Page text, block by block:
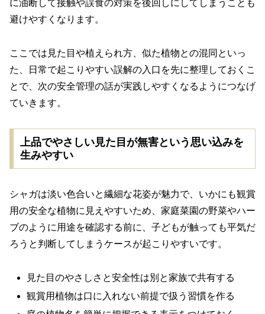
に油断して接触や誤食の対策を後回しにしてしまうことも
避けやすくなります。
ここでは見た目や植えられ方、似た植物との混同といっ
た、日常で起こりやすい誤解の入口を先に整理しておくこ
とで、次の安全管理の話が実践しやすくなるようにつなげ
ていきます。
上品でやさしい見た目が無害という思い込みを
生みやすい
シャガは淡い色合いと繊細な花姿が魅力で、いかにも観賞
用の安全な植物に見えやすいため、家庭菜園の野菜やハー
ブのように用途を確認する前に、子どもが触っても平気だ
ろうと判断してしまうケースが起こりやすいです。
見た目のやさしさと安全性は別と家族で共有する
観賞用植物は口に入れない前提で扱う習慣を作る